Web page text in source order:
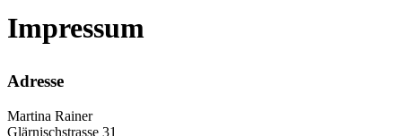
Impressum
Adresse
Martina Rainer
Glärnischstrasse 31